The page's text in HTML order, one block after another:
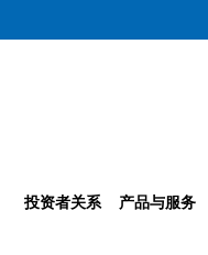
投资者关系 产品与服务